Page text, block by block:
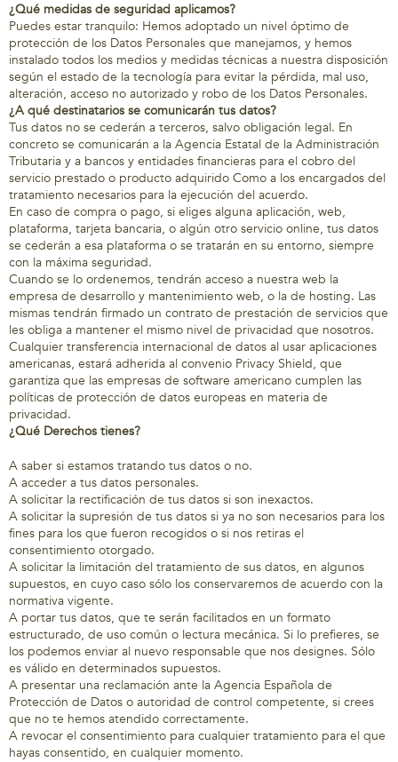
¿Qué medidas de seguridad aplicamos?
Puedes estar tranquilo: Hemos adoptado un nivel óptimo de
protección de los Datos Personales que manejamos, y hemos
instalado todos los medios y medidas técnicas a nuestra disposición
según el estado de la tecnología para evitar la pérdida, mal uso,
alteración, acceso no autorizado y robo de los Datos Personales.
¿A qué destinatarios se comunicarán tus datos?
Tus datos no se cederán a terceros, salvo obligación legal. En
concreto se comunicarán a la Agencia Estatal de la Administración
Tributaria y a bancos y entidades financieras para el cobro del
servicio prestado o producto adquirido Como a los encargados del
tratamiento necesarios para la ejecución del acuerdo.
En caso de compra o pago, si eliges alguna aplicación, web,
plataforma, tarjeta bancaria, o algún otro servicio online, tus datos
se cederán a esa plataforma o se tratarán en su entorno, siempre
con la máxima seguridad.
Cuando se lo ordenemos, tendrán acceso a nuestra web la
empresa de desarrollo y mantenimiento web, o la de hosting. Las
mismas tendrán firmado un contrato de prestación de servicios que
les obliga a mantener el mismo nivel de privacidad que nosotros.
Cualquier transferencia internacional de datos al usar aplicaciones
americanas, estará adherida al convenio Privacy Shield, que
garantiza que las empresas de software americano cumplen las
políticas de protección de datos europeas en materia de
privacidad.
¿Qué Derechos tienes?
A saber si estamos tratando tus datos o no.
A acceder a tus datos personales.
A solicitar la rectificación de tus datos si son inexactos.
A solicitar la supresión de tus datos si ya no son necesarios para los
fines para los que fueron recogidos o si nos retiras el
consentimiento otorgado.
A solicitar la limitación del tratamiento de sus datos, en algunos
supuestos, en cuyo caso sólo los conservaremos de acuerdo con la
normativa vigente.
A portar tus datos, que te serán facilitados en un formato
estructurado, de uso común o lectura mecánica. Si lo prefieres, se
los podemos enviar al nuevo responsable que nos designes. Sólo
es válido en determinados supuestos.
A presentar una reclamación ante la Agencia Española de
Protección de Datos o autoridad de control competente, si crees
que no te hemos atendido correctamente.
A revocar el consentimiento para cualquier tratamiento para el que
hayas consentido, en cualquier momento.